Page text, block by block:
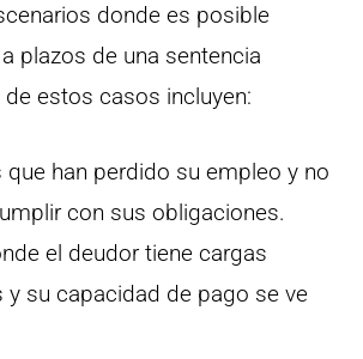
donde es posible
plazos de una sentencia
estos casos incluyen:
que han perdido su empleo y no
con sus obligaciones.
el deudor tiene cargas
y su capacidad de pago se ve